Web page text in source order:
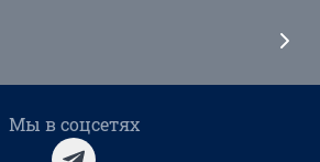
Мы в соцсетях